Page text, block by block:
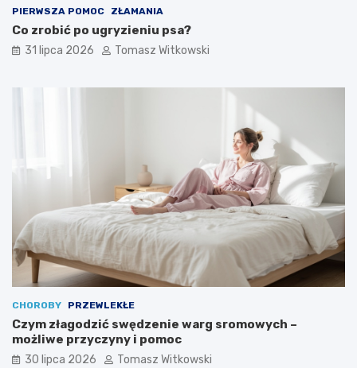
PIERWSZA POMOC ZŁAMANIA
Co zrobić po ugryzieniu psa?
31 lipca 2026 Tomasz Witkowski
CHOROBY PRZEWLEKŁE
Czym złagodzić swędzenie warg sromowych –
możliwe przyczyny i pomoc
30 lipca 2026 Tomasz Witkowski